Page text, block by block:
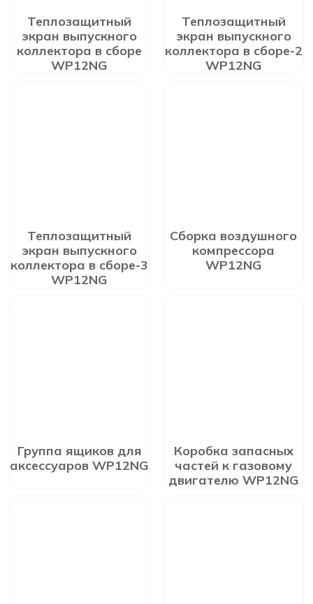
Теплозащитный
экран выпускного
коллектора в сборе
WP12NG
Теплозащитный
экран выпускного
коллектора в сборе-2
WP12NG
Теплозащитный
экран выпускного
коллектора в сборе-3
WP12NG
Сборка воздушного
компрессора
WP12NG
Группа ящиков для
аксессуаров WP12NG
Коробка запасных
частей к газовому
двигателю WP12NG